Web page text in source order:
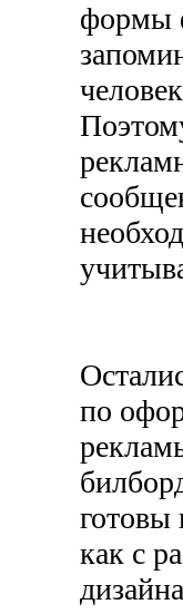
формы
по
готовы
как с